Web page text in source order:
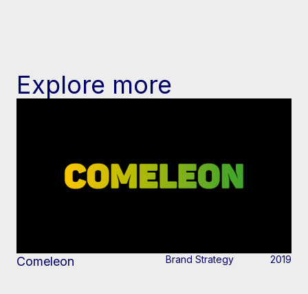
Explore more
Comeleon Brand Strategy 2019